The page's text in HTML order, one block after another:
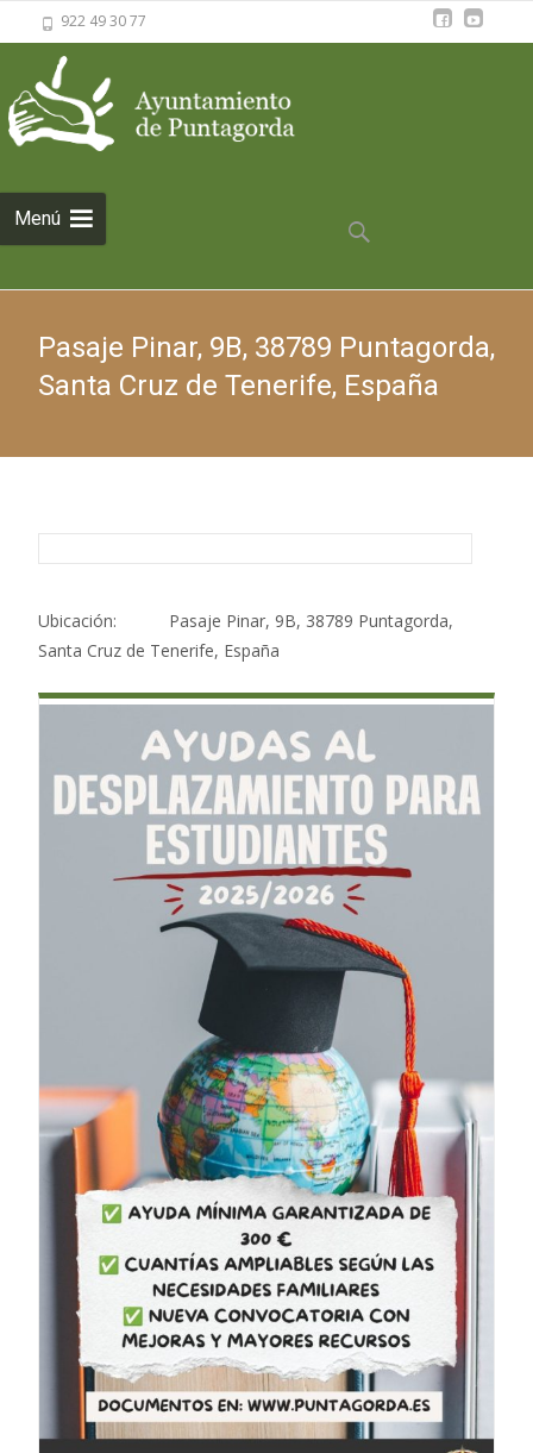
922 49 30 77
Menú
Saltar al
contenido
Buscar:
Pasaje Pinar, 9B, 38789 Puntagorda,
Santa Cruz de Tenerife, España
Ubicación:
Pasaje Pinar, 9B, 38789 Puntagorda,
Santa Cruz de Tenerife, España